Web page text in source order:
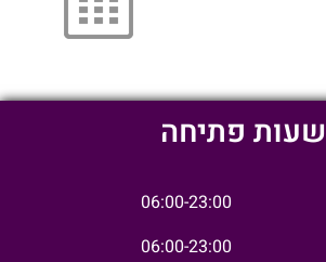
שעות פתיחה
06:00-23:00
06:00-23:00